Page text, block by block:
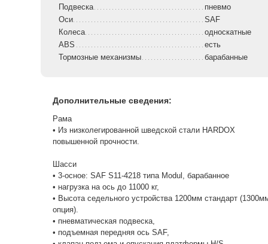
Подвеска
пневмо
Оси
SAF
Колеса
односкатные
ABS
есть
Тормозные механизмы
барабанные
Дополнительные сведения:
Рама
• Из низколегированной шведской стали HARDOX
повышенной прочности.
Шасси
• 3-осное: SAF S11-4218 типа Modul, барабанное
• нагрузка на ось до 11000 кг,
• Высота седельного устройства 1200мм стандарт
опция).
• пневматическая подвеска,
• подъемная передняя ось SAF,